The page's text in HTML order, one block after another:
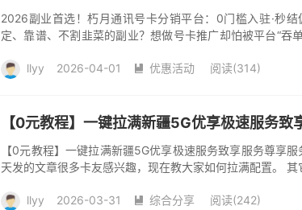
2026副业首选！朽月通讯号卡分销平台：0门槛入驻·秒
定、靠谱、不割韭菜的副业？想做号卡推广却怕被平台“吞
llyy 2026-04-01  优惠活动 阅读(314)
【0元教程】一键拉满新疆5G优享极速服务
【0元教程】一键拉满新疆5G优享极速服务致享服务尊享
天发的文章很多卡友感兴趣，现在教大家如何拉满配置。
llyy 2026-03-31  综合分享 阅读(242)